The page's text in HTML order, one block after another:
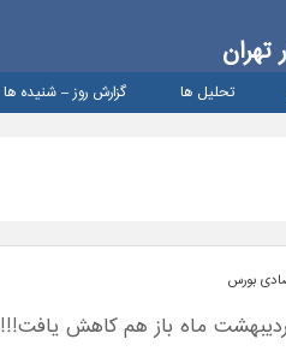
تهران
تحلیل ها گزارش روز – شنيده ها
بورس
ماه باز هم کاهش یافت!!!